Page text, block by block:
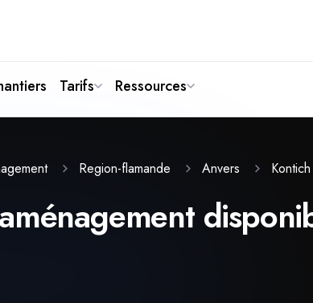
Tarifs Ressources
Region-flamande Anvers Kontich